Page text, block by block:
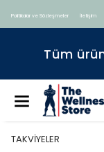
Politikalar ve Sözleşmeler İletişim
Tüm
TAKVİYELER